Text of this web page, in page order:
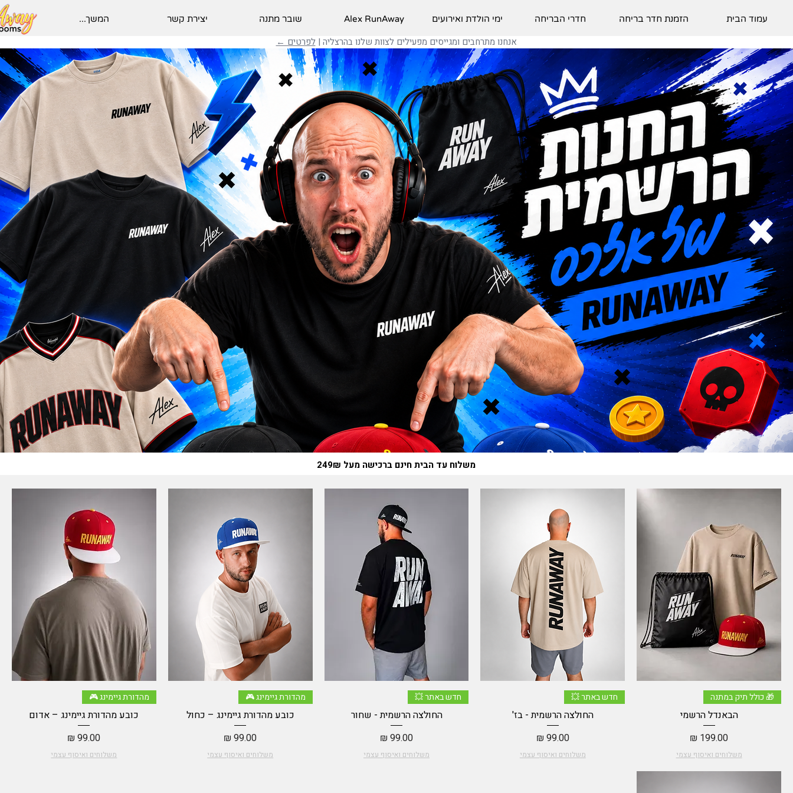
עמוד הבית הזמנת חדר בריחה חדרי הבריחה ימי הולדת ואירועים Alex RunAway שובר מתנה יצירת קשר המשך...
אנחנו מתרחבים ומגייסים מפעילים לצוות שלנו בהרצליה |לפרטים ←
משלוח עד הבית חינם ברכישה מעל 249₪
תצוגה מהירה
🎁 כולל תיק במתנה
הבאנדל הרשמי
מחיר
משלוחים ואיסוף עצמי
תצוגה מהירהחדש באתר 💥
החולצה הרשמית - בז'
מחיר‏99.00 ‏₪
משלוחים ואיסוף עצמי
תצוגה מהירהחדש באתר 💥
החולצה הרשמית - שחור
מחיר
משלוחים ואיסוף עצמי
תצוגה מהירהמהדורת גיימינג 🎮
כובע מהדורת גיימינג – כחול
מחיר
משלוחים ואיסוף עצמי
תצוגה מהירהמהדורת גיימינג 🎮
כובע מהדורת גיימינג – אדום
מחיר
משלוחים ואיסוף עצמי